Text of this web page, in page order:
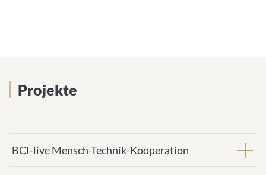
Projekte
BCI-live Mensch-Technik-Kooperation